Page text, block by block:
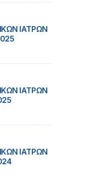
ΙΑΤΡΩΝ
ΙΑΤΡΩΝ
ΙΑΤΡΩΝ